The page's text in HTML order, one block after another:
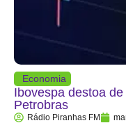
Economia
Ibovespa destoa
Petrobras
Rádio Piranhas FM